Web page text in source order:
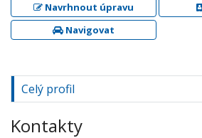
Navrhnout úpravu
Navigovat
Celý profil
Kontakty